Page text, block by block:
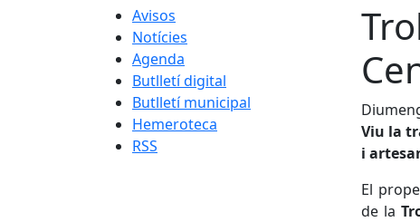
Avisos
Notícies
Agenda
Butlletí digital
Butlletí municipal
Hemeroteca
RSS
Viu la
i
El
de la